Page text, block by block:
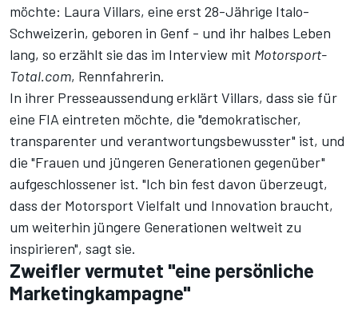
möchte: Laura Villars, eine erst 28-Jährige Italo-
Schweizerin, geboren in Genf - und ihr halbes Leben
lang, so erzählt sie das im Interview mit Motorsport-
Total.com, Rennfahrerin.
In ihrer Presseaussendung erklärt Villars, dass sie für
eine FIA eintreten möchte, die "demokratischer,
transparenter und verantwortungsbewusster" ist, und
die "Frauen und jüngeren Generationen gegenüber"
aufgeschlossener ist. "Ich bin fest davon überzeugt,
dass der Motorsport Vielfalt und Innovation braucht,
um weiterhin jüngere Generationen weltweit zu
inspirieren", sagt sie.
Zweifler vermutet "eine persönliche
Marketingkampagne"